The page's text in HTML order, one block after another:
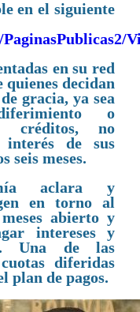
en el siguiente
en su red
decidan
gracia, ya sea
o
créditos, no
de sus
seis meses.
aclara y
en torno al
abierto y
intereses y
Una de las
diferidas
plan de pagos.